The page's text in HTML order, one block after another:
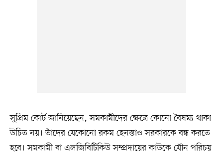
সুপ্রিম কোর্ট জানিয়েছেন, সমকামীদের ক্ষেত্রে কোনো বৈষম্য থাকা
উচিত নয়। তাঁদের যেকোনো রকম হেনস্তাও সরকারকে বন্ধ করতে
হবে। সমকামী বা এলজিবিটিকিউ সম্প্রদায়ের কাউকে যৌন পরিচয়